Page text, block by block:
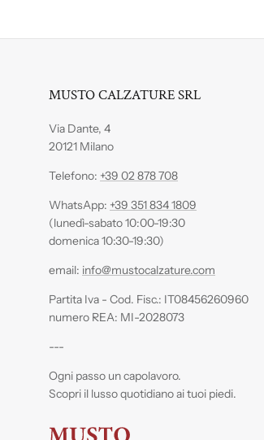
MUSTO CALZATURE SRL
Via Dante, 4
20121 Milano
Telefono: +39 02 878 708
WhatsApp: +39 351 834 1809
(lunedì-sabato 10:00-19:30
domenica 10:30-19:30)
email: info@mustocalzature.com
Partita Iva - Cod. Fisc.: IT08456260960
numero REA: MI-2028073
---
Ogni passo un capolavoro.
Scopri il lusso quotidiano ai tuoi piedi.